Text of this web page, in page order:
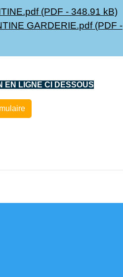
(PDF - 348.91 kB)
GARDERIE.pdf (PDF -
EN LIGNE CI DESSOUS